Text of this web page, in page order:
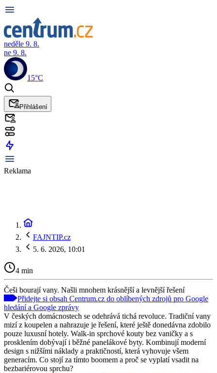
neděle 9. 8.
ne 9. 8.
15°C
Přihlášení
Reklama
FAJNTIP.cz
5. 6. 2026, 10:01
4 min
Češi bourají vany. Našli mnohem krásnější a levnější řešení
Přidejte si obsah Centrum.cz do oblíbených zdrojů pro Google
hledání a Google zprávy
V českých domácnostech se odehrává tichá revoluce. Tradiční vany
mizí z koupelen a nahrazuje je řešení, které ještě donedávna zdobilo
pouze luxusní hotely. Walk-in sprchové kouty bez vaničky a s
prosklením dobývají i běžné panelákové byty. Kombinují moderní
design s nižšími náklady a praktičností, která vyhovuje všem
generacím. Co stojí za tímto boomem a proč se vyplatí vsadit na
bezbariérovou sprchu?